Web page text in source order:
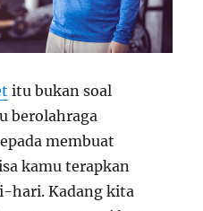
itu bukan soal
berolahraga
membuat
kamu terapkan
hari. Kadang kita